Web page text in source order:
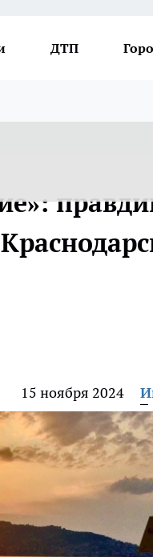
ДТП
15 ноября 2024